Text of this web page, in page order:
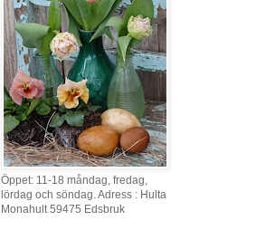
Öppet: 11-18 måndag, fredag,
lördag och söndag. Adress : Hulta
Monahult 59475 Edsbruk